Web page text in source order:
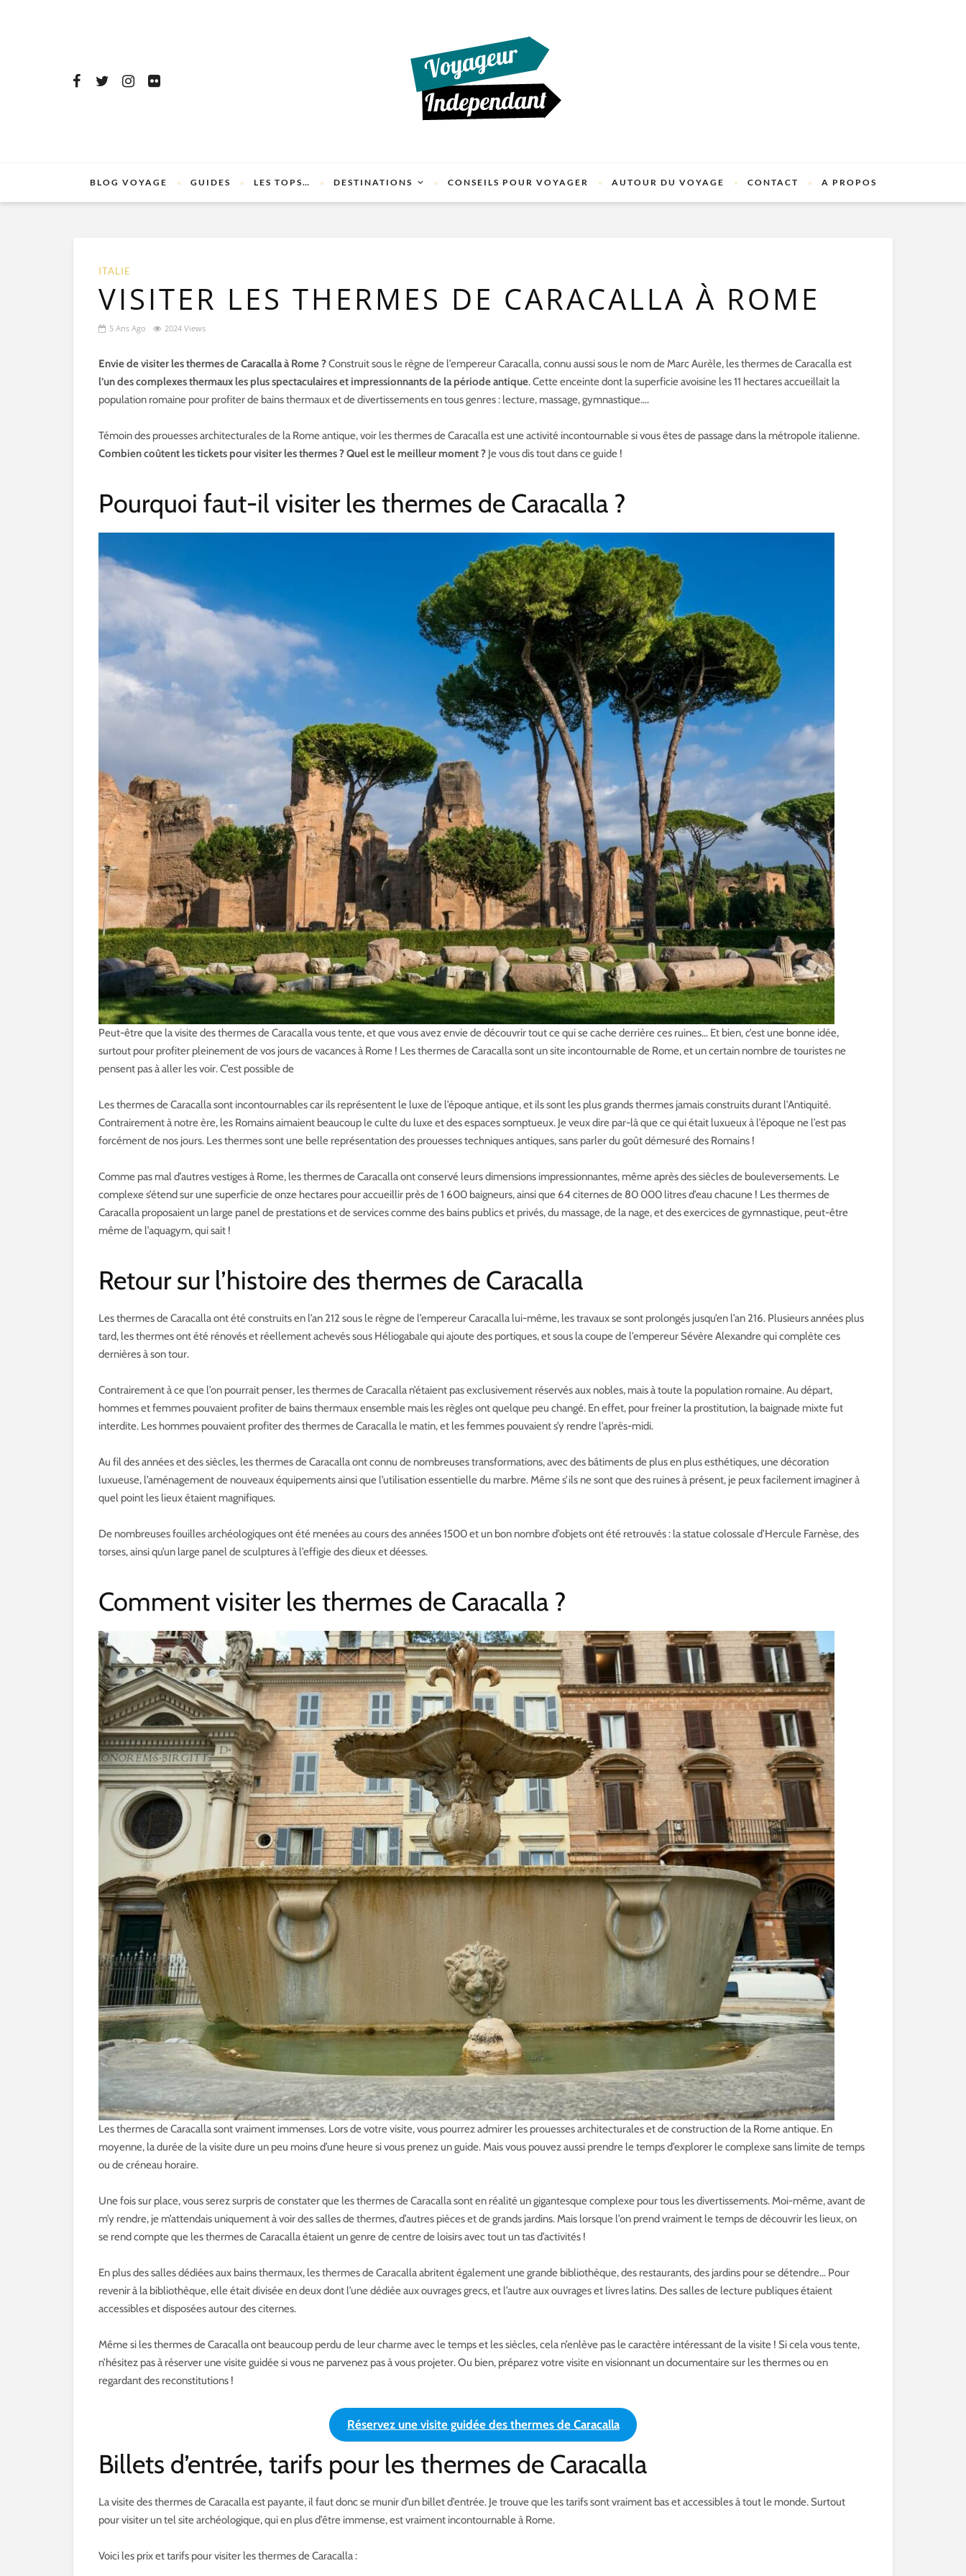
BLOG VOYAGE GUIDES LES TOPS… DESTINATIONS CONSEILS POUR VOYAGER AUTOUR DU VOYAGE CONTACT A PROPOS
ITALIE
VISITER LES THERMES DE CARACALLA À ROME
5 Ans Ago 2024 Views
Envie de visiter les thermes de Caracalla à Rome ?Construit sous le règne de l’empereur Caracalla, connu aussi sous le nom de Marc Aurèle, les thermes de Caracalla est
l’un des complexes thermaux les plus spectaculaires et impressionnants de la période antique. Cette enceinte dont la superficie avoisine les 11 hectares accueillait la
population romaine pour profiter de bains thermaux et de divertissements en tous genres : lecture, massage, gymnastique….
Témoin des prouesses architecturales de la Rome antique, voir les thermes de Caracalla est une activité incontournable si vous êtes de passage dans la métropole italienne.
Combien coûtent les tickets pour visiter les thermes ? Quel est le meilleur moment ? Je vous dis tout dans ce guide !
Pourquoi faut-il visiter les thermes de Caracalla ?
Peut-être que la visite des thermes de Caracalla vous tente, et que vous avez envie de découvrir tout ce qui se cache derrière ces ruines… Et bien, c’est une bonne idée,
surtout pour profiter pleinement de vos jours de vacances à Rome ! Les thermes de Caracalla sont un site incontournable de Rome, et un certain nombre de touristes ne
pensent pas à aller les voir. C’est possible de
Les thermes de Caracalla sont incontournables car ils représentent le luxe de l’époque antique, et ils sont les plus grands thermes jamais construits durant l’Antiquité.
Contrairement à notre ère, les Romains aimaient beaucoup le culte du luxe et des espaces somptueux. Je veux dire par-là que ce qui était luxueux à l’époque ne l’est pas
forcément de nos jours. Les thermes sont une belle représentation des prouesses techniques antiques, sans parler du goût démesuré des Romains !
Comme pas mal d’autres vestiges à Rome, les thermes de Caracalla ont conservé leurs dimensions impressionnantes, même après des siècles de bouleversements. Le
complexe s’étend sur une superficie de onze hectares pour accueillir près de 1 600 baigneurs, ainsi que 64 citernes de 80 000 litres d’eau chacune ! Les thermes de
Caracalla proposaient un large panel de prestations et de services comme des bains publics et privés, du massage, de la nage, et des exercices de gymnastique, peut-être
même de l’aquagym, qui sait !
Retour sur l’histoire des thermes de Caracalla
Les thermes de Caracalla ont été construits en l’an 212 sous le règne de l’empereur Caracalla lui-même, les travaux se sont prolongés jusqu’en l’an 216. Plusieurs années plus
tard, les thermes ont été rénovés et réellement achevés sous Héliogabale qui ajoute des portiques, et sous la coupe de l’empereur Sévère Alexandre qui complète ces
dernières à son tour.
Contrairement à ce que l’on pourrait penser, les thermes de Caracalla n’étaient pas exclusivement réservés aux nobles, mais à toute la population romaine. Au départ,
hommes et femmes pouvaient profiter de bains thermaux ensemble mais les règles ont quelque peu changé. En effet, pour freiner la prostitution, la baignade mixte fut
interdite. Les hommes pouvaient profiter des thermes de Caracalla le matin, et les femmes pouvaient s’y rendre l’après-midi.
Au fil des années et des siècles, les thermes de Caracalla ont connu de nombreuses transformations, avec des bâtiments de plus en plus esthétiques, une décoration
luxueuse, l’aménagement de nouveaux équipements ainsi que l’utilisation essentielle du marbre. Même s’ils ne sont que des ruines à présent, je peux facilement imaginer à
quel point les lieux étaient magnifiques.
De nombreuses fouilles archéologiques ont été menées au cours des années 1500 et un bon nombre d’objets ont été retrouvés : la statue colossale d’Hercule Farnèse, des
torses, ainsi qu’un large panel de sculptures à l’effigie des dieux et déesses.
Comment visiter les thermes de Caracalla ?
Les thermes de Caracalla sont vraiment immenses. Lors de votre visite, vous pourrez admirer les prouesses architecturales et de construction de la Rome antique. En
moyenne, la durée de la visite dure un peu moins d’une heure si vous prenez un guide. Mais vous pouvez aussi prendre le temps d’explorer le complexe sans limite de temps
ou de créneau horaire.
Une fois sur place, vous serez surpris de constater que les thermes de Caracalla sont en réalité un gigantesque complexe pour tous les divertissements. Moi-même, avant de
m’y rendre, je m’attendais uniquement à voir des salles de thermes, d’autres pièces et de grands jardins. Mais lorsque l’on prend vraiment le temps de découvrir les lieux, on
se rend compte que les thermes de Caracalla étaient un genre de centre de loisirs avec tout un tas d’activités !
En plus des salles dédiées aux bains thermaux, les thermes de Caracalla abritent également une grande bibliothèque, des restaurants, des jardins pour se détendre… Pour
revenir à la bibliothèque, elle était divisée en deux dont l’une dédiée aux ouvrages grecs, et l’autre aux ouvrages et livres latins. Des salles de lecture publiques étaient
accessibles et disposées autour des citernes.
Même si les thermes de Caracalla ont beaucoup perdu de leur charme avec le temps et les siècles, cela n’enlève pas le caractère intéressant de la visite ! Si cela vous tente,
n’hésitez pas à réserver une visite guidée si vous ne parvenez pas à vous projeter. Ou bien, préparez votre visite en visionnant un documentaire sur les thermes ou en
regardant des reconstitutions !
Réservez une visite guidée des thermes de Caracalla
Billets d’entrée, tarifs pour les thermes de Caracalla
La visite des thermes de Caracalla est payante, il faut donc se munir d’un billet d’entrée. Je trouve que les tarifs sont vraiment bas et accessibles à tout le monde. Surtout
pour visiter un tel site archéologique, qui en plus d’être immense, est vraiment incontournable à Rome.
Voici les prix et tarifs pour visiter les thermes de Caracalla :